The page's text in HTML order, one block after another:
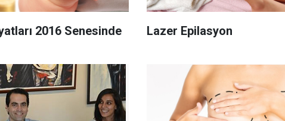
2016 Senesinde
Lazer Epilasyon